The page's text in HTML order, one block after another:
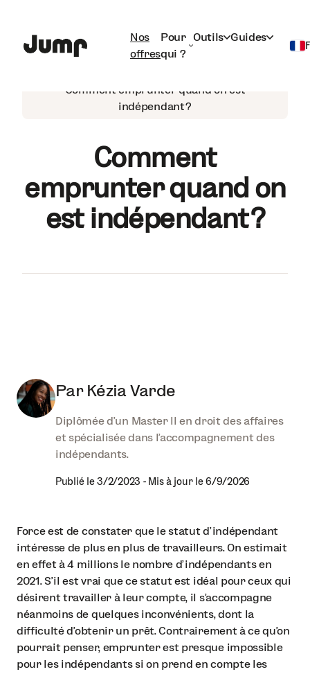
Nos
offres
Pour
qui ?
Outils Guides
Comment emprunter quand on est
indépendant ?
Comment
emprunter quand on
est indépendant ?
Par Kézia Varde
Diplômée d'un Master II en droit des affaires
et spécialisée dans l'accompagnement des
indépendants.
Publié le 3/2/2023 - Mis à jour le 6/9/2026
Force est de constater que le statut d’indépendant
intéresse de plus en plus de travailleurs. On estimait
en effet à 4 millions le nombre d’indépendants en
2021. S’il est vrai que ce statut est idéal pour ceux qui
désirent travailler à leur compte, il s’accompagne
néanmoins de quelques inconvénients, dont la
difficulté d’obtenir un prêt. Contrairement à ce qu’on
pourrait penser, emprunter est presque impossible
pour les indépendants si on prend en compte les